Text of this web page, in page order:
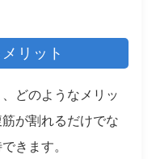
リット
どのようなメリッ
が割れるだけでな
きます。